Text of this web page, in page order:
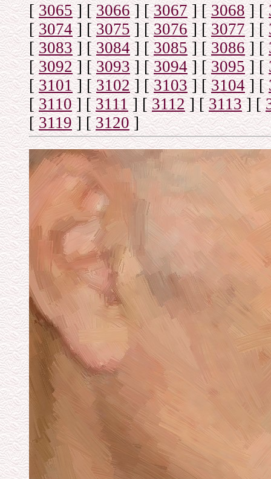
[3065] [3066] [3067] [3068] [
[3074] [3075] [3076] [3077] [
[3083] [3084] [3085] [3086] [
[3092] [3093] [3094] [3095] [
[3101] [3102] [3103] [3104] [
[ 3110] [3111] [3112] [3113] [
[3119] [3120]